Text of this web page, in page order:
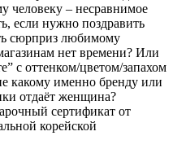
человеку – несравнимое
если нужно поздравить
сюрприз любимому
нет времени? Или
с оттенком/цветом/запахом
какому именно бренду или
отдаёт женщина?
сертификат от
корейской